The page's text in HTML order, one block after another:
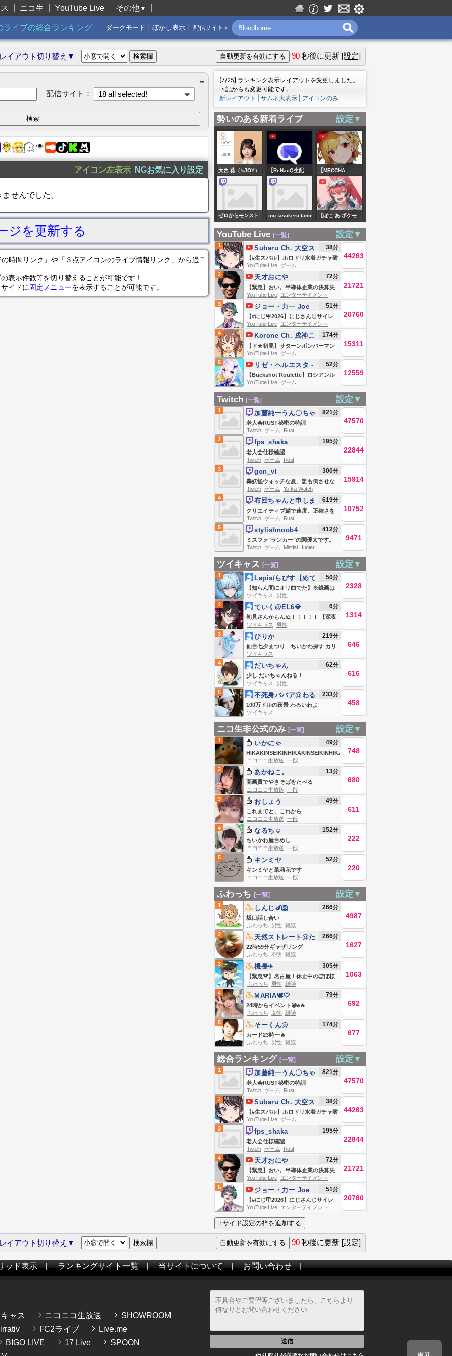
ニコ生 YouTube Live その他▼
ライブの総合ランキング 配信サイト ▼
ぼかし表示
ダークモード
イアウト切り替え▼ 90 秒後に更新 [設定]
＝
配信サイト：
18 all selected!
アイコン左表示 NGお気に入り設定
せんでした。
ジを更新する
＝
時間リンク」や「３点アイコンのライブ情報リンク」から過
表示件数等を切り替えることが可能です！
イドに固定メニューを表示することが可能です。
[7/25] ランキング表示レイアウトを変更しました。
下記からも変更可能です。
新レイアウト
サムネ大表示 アイコンのみ
勢いのある新着ライブ 設定▼
大西 葵（≒JOY） 【ReHacQ生配
信】おじさんたち
の人生相談！ミド
スとは？中年の悩
輪厚介&高橋弘樹】
【MECCHA
CHAMELEON】i
got invited to a
big collab and i
need to
camouflage【ID
VTUBERS】
ゼロからモンスト
で運極を5体作る件
inu tasukeru tame
ana horu
【ぽこ あ ポケモ
ン】DLCきた！
「ブクブク うみぞ
この街」【にじさ
YouTube Live [一覧] 設定▼
1
【#生スバル】ホロドリ水着ガチャ耐
久しゅばああああああああああああ
ああああああああああああああああ
ああああああああああ！！：
hololive Dreams【ホロライブ/大空
スバル】
Subaru Ch. 大空ス
バル
38分
44263
YouTube Live ゲーム
2
【緊急】おい。半導体企業の決算失
敗ラッシュがヤバすぎる。大暴落ク
ラッシュ連発。また追証の日々なの
か。アメリカ時間の絶望を俺は正面
から受け入れる。明日のエグい金曜
日に向けて会議の株ライブ生放
送！！
天才おにや 72分
21721
YouTube Live
エンターテイメント
3
【#にじ甲2026】にじさんじサイレ
ン甲子園2026世界大会【奇声と奇想
の祭典】
ジョー・力一 Joe
Rikiichi
51分
20760
YouTube Live
エンターテイメント
4
【ド★初見】サターンボンバーマン
遊ぶ！！【セガサターン】
Korone Ch. 戌神こ
ろね
174分
15311
YouTube Live ゲーム
5
【Buckshot Roulette】ロシアンル
ーレットで厄落とし！頑張れ帝国立
ロイヤルナイツ！【にじさんじ/リ
ゼ・ヘルエスタ/フレン・Ｅ・ルスタ
リオ/イブラヒム】
リゼ・ヘルエスタ -
Lize Helesta-
52分
12559
YouTube Live ゲーム
Twitch [一覧] 設定▼
1
老人会RUST秘密の特訓
加藤純一うん〇ちゃ
ん
821分
47570
Twitch ゲーム
Rust
2
老人会仕様確認
fps_shaka 195分
22844
Twitch ゲーム
Rust
3
👻妖怪ウォッチな夏、誰も倒させな
い...。GONグッズ出た！
gon_vl 300分
15914
Twitch ゲーム Yo-kai Watch
4
クリエイティブ鯖で速度、正確さを
ただただ上げる
布団ちゃんと申しま
す
619分
10752
Twitch ゲーム
Rust
5
ミスフォ"ランカー"の関優太です。
皆さんもこのゲームを始めれば簡単
に"日本人ランカー"を目指せます。
流行らせコラ!
stylishnoob4 412分
9471
Twitch ゲーム Mistfall Hunter
ツイキャス [一覧] 設定▼
1
【知らん間にオリ曲でた】※録画は
残しません Live #839168063
Lapis/らぴす【めて
おら】
50分
2328
ツイキャス
男性
2
初見さんかもんぬ！！！！！ 【深夜
のていくとーく】はなそか～
ていく@EL6💎 6分
1314
ツイキャス
男性
3
仙台七夕まつり ちいかわ探す カリ
ソマのひまつぶし
ぴりか 219分
646
ツイキャス
4
少し だいちゃんねる！
だいちゃん 62分
616
ツイキャス
男性
5
100万ドルの夜景 わるいわよ
不死身ババア@わる
いわよ
233分
458
ツイキャス
ニコ生非公式のみ [一覧] 設定▼
1
HIKAKINSEIKINHIKAKINSEIKINHIKAKINSEIKINHIKAKINSEIKIN
HIKAKINSEIKINHIKAKINSEIKINHIKAKINSEIKINHIKAKINS
いかにゃ 49分
748
ニコニコ生放送 一般
2
高画質でやきそばをたべる
あかねこ。 13分
680
ニコニコ生放送 一般
3
これまでと、これから
おしょう 49分
611
ニコニコ生放送 一般
4
ちいかわ屋台めし
なるち☺︎ 152分
222
ニコニコ生放送 一般
5
キンミヤと茉莉花です
キンミヤ 52分
220
ニコニコ生放送 一般
ふわっち [一覧] 設定▼
1
坂口話し合い
しんじ🍆🦁 266分
4987
ふわっち 男性 雑談
2
22時59分ギャザリング
天然ストレート@た
かしゼミ
266分
1627
ふわっち 不明 雑談
3
【緊急🚨】名古屋！休止中のぼぼ様
に会う
機長✈︎ 305分
1063
ふわっち 男性 雑談
4
24時からイベント😁✊🔥
MARIA🕊🤍 79分
692
ふわっち 女性 雑談
5
カード23時〜🔥
そーくん@ 174分
677
ふわっち 男性 雑談
総合ランキング [一覧] 設定▼
1
老人会RUST秘密の特訓
加藤純一うん〇ちゃ
ん
821分
47570
Twitch ゲーム
Rust
2
【#生スバル】ホロドリ水着ガチャ耐
久しゅばああああああああああああ
ああああああああああああああああ
ああああああああああ！！：
hololive Dreams【ホロライブ/大空
スバル】
Subaru Ch. 大空ス
バル
38分
44263
YouTube Live ゲーム
3
老人会仕様確認
fps_shaka 195分
22844
Twitch ゲーム
Rust
4
【緊急】おい。半導体企業の決算失
敗ラッシュがヤバすぎる。大暴落ク
ラッシュ連発。また追証の日々なの
か。アメリカ時間の絶望を俺は正面
日に向けて会議の株ライブ生放
送！！
天才おにや 72分
21721
YouTube Live
エンターテイメント
5
【#にじ甲2026】にじさんじサイレ
ン甲子園2026世界大会【奇声と奇想
の祭典】
ジョー・力一 Joe
Rikiichi
51分
20760
YouTube Live エンターテイメント
イアウト切り替え▼ 90 秒後に更新 [設定]
ッド表示|ランキングサイト一覧|当サイトについて|お問い合わせ|
ャス ニコニコ生放送
SHOWROOM
FC2ライブ
Live.me
BIGO LIVE
17 Live
SPOON
送信